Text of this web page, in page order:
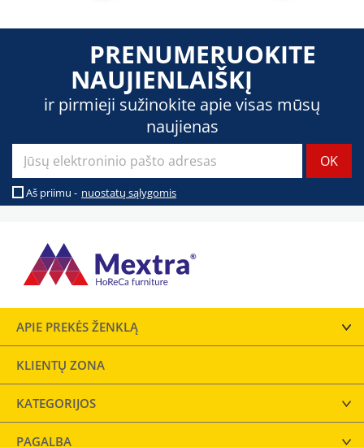
PRENUMERUOKITE
NAUJIENLAIŠKĮ
ir pirmieji sužinokite apie visas mūsų
naujienas
Aš priimu - nuostatų sąlygomis
APIE PREKĖS ŽENKLĄ
KLIENTŲ ZONA
KATEGORIJOS
PAGALBA